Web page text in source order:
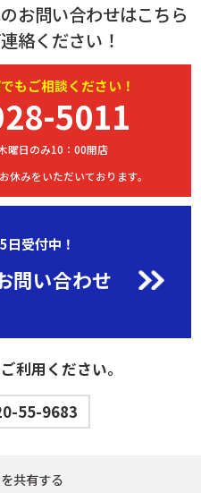
お問い合わせはこちら
絡ください！
もご相談ください！
5011
曜日のみ10：00開店
みをいただいております。
受付中！
問い合わせ
利用ください。
55-9683
共有する